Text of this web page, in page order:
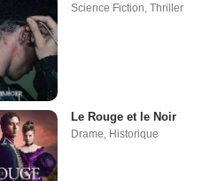
Science Fiction, Thriller
Le Rouge et le Noir
Drame, Historique